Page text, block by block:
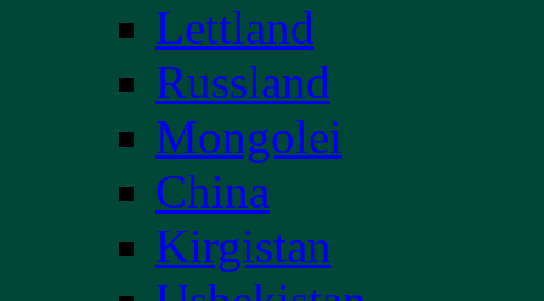
Lettland
Russland
Mongolei
China
Kirgistan